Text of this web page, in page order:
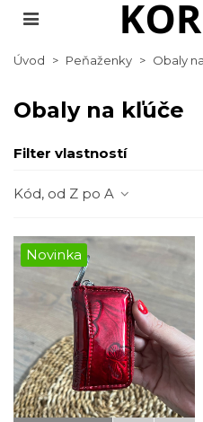
Úvod > Peňaženky > Obaly
Obaly na kľúče
Filter vlastností
Kód, od Z po A
Novinka